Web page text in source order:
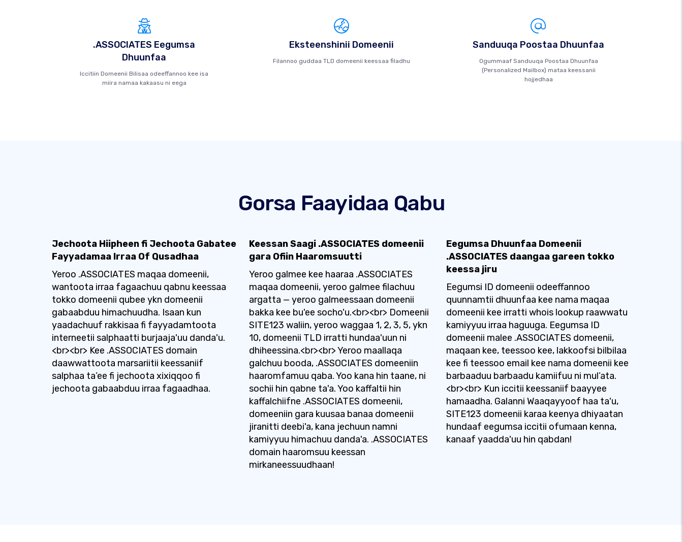
.ASSOCIATES Eegumsa
Dhuunfaa
Iccitiin Domeenii Bilisaa odeeffannoo kee isa
miira namaa kakaasu ni eega
Eksteenshinii Domeenii
Filannoo guddaa TLD domeenii keessaa filadhu
Sanduuqa Poostaa Dhuunfaa
Ogummaaf Sanduuqa Poostaa Dhuunfaa
(Personalized Mailbox) mataa keessanii
hojjedhaa
Gorsa Faayidaa Qabu
Jechoota Hiipheen fi Jechoota Gabatee
Fayyadamaa Irraa Of Qusadhaa
Yeroo .ASSOCIATES maqaa domeenii,
wantoota irraa fagaachuu qabnu keessaa
tokko domeenii qubee ykn domeenii
gabaabduu himachuudha. Isaan kun
yaadachuuf rakkisaa fi fayyadamtoota
interneetii salphaatti burjaaja'uu danda'u.
<br><br> Kee .ASSOCIATES domain
daawwattoota marsariitii keessaniif
salphaa ta’ee fi jechoota xixiqqoo fi
jechoota gabaabduu irraa fagaadhaa.
Keessan Saagi .ASSOCIATES domeenii
gara Ofiin Haaromsuutti
Yeroo galmee kee haaraa .ASSOCIATES
maqaa domeenii, yeroo galmee filachuu
argatta — yeroo galmeessaan domeenii
bakka kee bu'ee socho'u.<br><br> Domeenii
SITE123 waliin, yeroo waggaa 1, 2, 3, 5, ykn
10, domeenii TLD irratti hundaa'uun ni
dhiheessina.<br><br> Yeroo maallaqa
galchuu booda, .ASSOCIATES domeeniin
haaromfamuu qaba. Yoo kana hin taane, ni
sochii hin qabne ta'a. Yoo kaffaltii hin
kaffalchiifne .ASSOCIATES domeenii,
domeeniin gara kuusaa banaa domeenii
jiranitti deebi'a, kana jechuun namni
kamiyyuu himachuu danda'a. .ASSOCIATES
domain haaromsuu keessan
mirkaneessuudhaan!
Eegumsa Dhuunfaa Domeenii
.ASSOCIATES daangaa gareen tokko
keessa jiru
Eegumsi ID domeenii odeeffannoo
quunnamtii dhuunfaa kee nama maqaa
domeenii kee irratti whois lookup raawwatu
kamiyyuu irraa haguuga. Eegumsa ID
domeenii malee .ASSOCIATES domeenii,
maqaan kee, teessoo kee, lakkoofsi bilbilaa
kee fi teessoo email kee nama domeenii kee
barbaaduu barbaadu kamiifuu ni mul’ata.
<br><br> Kun iccitii keessaniif baayyee
hamaadha. Galanni Waaqayyoof haa ta'u,
SITE123 domeenii karaa keenya dhiyaatan
hundaaf eegumsa iccitii ofumaan kenna,
kanaaf yaadda'uu hin qabdan!